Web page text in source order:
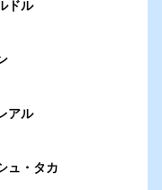
ドル
アル
ュ・タカ